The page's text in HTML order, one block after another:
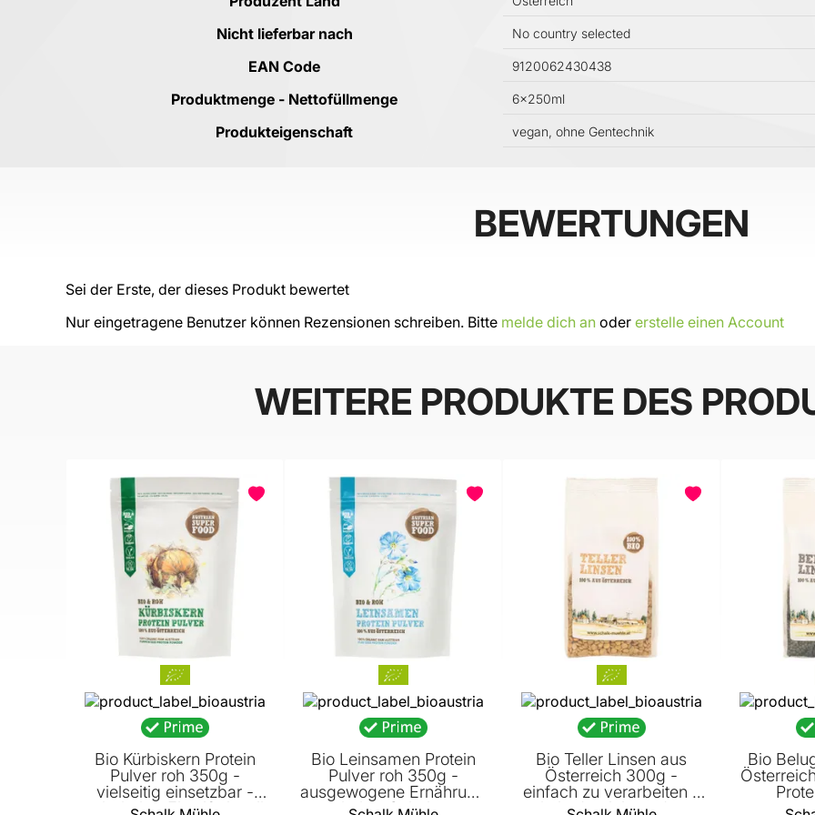
Nicht lieferbar nach No country selected
EAN Code 9120062430438
Produktmenge - Nettofüllmenge 6x250ml
Produkteigenschaft vegan, ohne Gentechnik
BEWERTUNGEN
Sei der Erste, der dieses Produkt bewertet
Nur eingetragene Benutzer können Rezensionen schreiben. Bitte melde dich an oder erstelle einen Account
WEITERE PRODUKTE DES
Bio Kürbiskern Protein
Pulver roh 350g -
vielseitig einsetzbar -
sehr hoher Eiweiß-Anteil
Bio Leinsamen Protein
Pulver roh 350g -
ausgewogene Ernährung
- hoher Gehalt an
Bio Teller Linsen aus
Österreich 300g -
einfach zu verarbeiten -
kein dominierender
Bio